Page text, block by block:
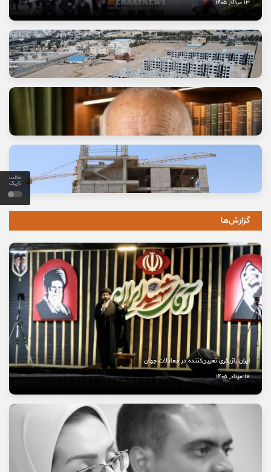
حالت
تاریک
13 مرداد, 1405
وعده خانه‌ای که برای خانواده‌ها گران تمام شد
11 مرداد, 1405
10 مرداد, 1405
نخستین بیمارستان چشم‌پزشکی سمنان در مسیر بهره‌برداری
8 مرداد, 1405
گزارش‌ها
ایران بازیگری تعیین‌کننده در معادلات جهان
17 مرداد, 1405